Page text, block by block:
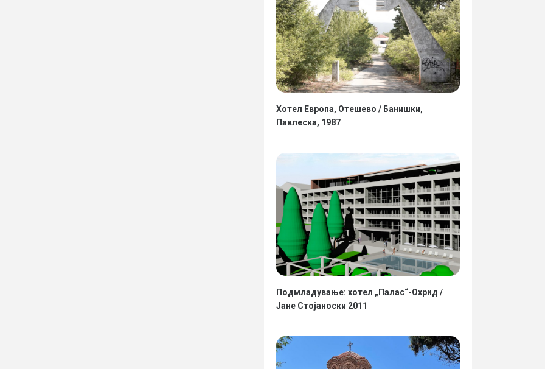
Хотел Европа, Отешево / Банишки,
Павлеска, 1987
Подмладување: хотел „Палас“-Охрид /
Јане Стојаноски 2011